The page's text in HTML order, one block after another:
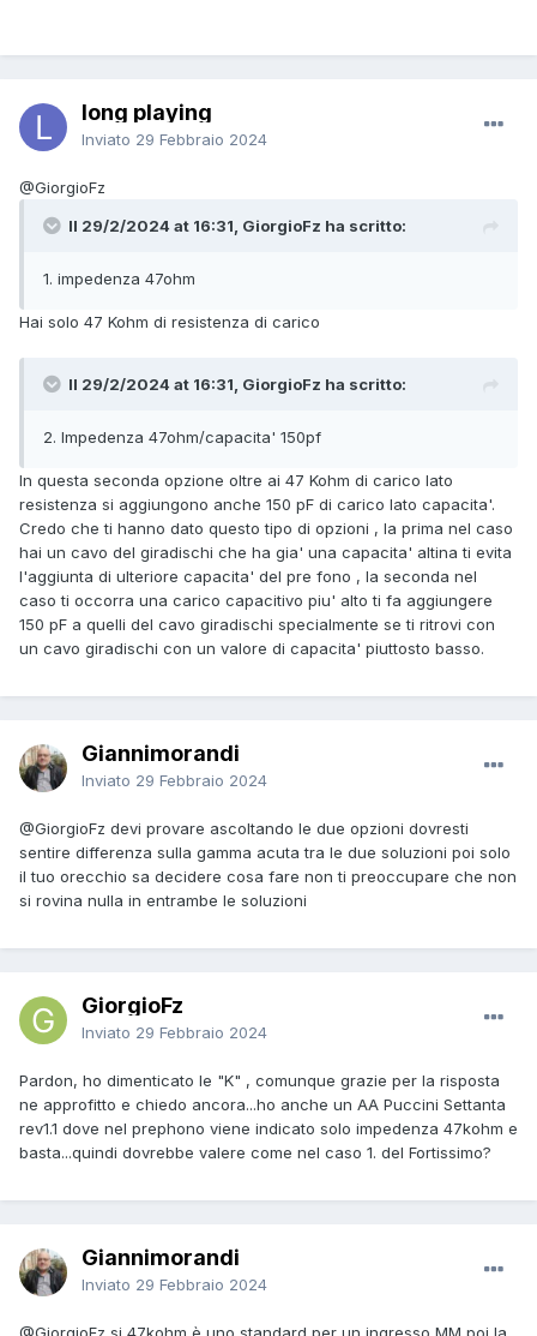
long playing
Inviato 29 Febbraio 2024
@GiorgioFz
Il 29/2/2024 at 16:31, GiorgioFz ha scritto:
1. impedenza 47ohm
Hai solo 47 Kohm di resistenza di carico
Il 29/2/2024 at 16:31, GiorgioFz ha scritto:
2. Impedenza 47ohm/capacita' 150pf
In questa seconda opzione oltre ai 47 Kohm di carico lato
resistenza si aggiungono anche 150 pF di carico lato capacita'.
Credo che ti hanno dato questo tipo di opzioni , la prima nel caso
hai un cavo del giradischi che ha gia' una capacita' altina ti evita
l'aggiunta di ulteriore capacita' del pre fono , la seconda nel
caso ti occorra una carico capacitivo piu' alto ti fa aggiungere
150 pF a quelli del cavo giradischi specialmente se ti ritrovi con
un cavo giradischi con un valore di capacita' piuttosto basso.
Giannimorandi
Inviato 29 Febbraio 2024
@GiorgioFz devi provare ascoltando le due opzioni dovresti
sentire differenza sulla gamma acuta tra le due soluzioni poi solo
il tuo orecchio sa decidere cosa fare non ti preoccupare che non
si rovina nulla in entrambe le soluzioni
GiorgioFz
Inviato 29 Febbraio 2024
Pardon, ho dimenticato le "K" , comunque grazie per la risposta
ne approfitto e chiedo ancora...ho anche un AA Puccini Settanta
rev1.1 dove nel prephono viene indicato solo impedenza 47kohm e
basta...quindi dovrebbe valere come nel caso 1. del Fortissimo?
Giannimorandi
Inviato 29 Febbraio 2024